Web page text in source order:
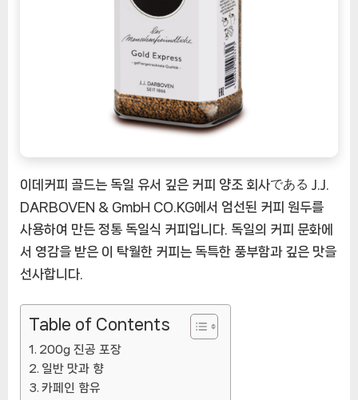
세
계
[CoffeeTimeNOW
추
천
상
이데커피 골드는 독일 유서 깊은 커피 양조 회사である J.J.
DARBOVEN & GmbH CO.KG에서 엄선된 커피 원두를
사용하여 만든 정통 독일식 커피입니다. 독일의 커피 문화에
서 영감을 받은 이 탁월한 커피는 독특한 풍부함과 깊은 맛을
선사합니다.
Table of Contents
200g 진공 포장
일반 맛과 향
카페인 함유